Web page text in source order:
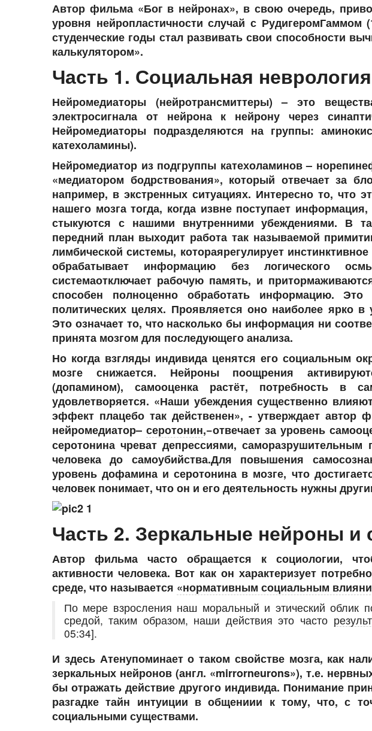
Автор фильма «Бог в нейронах», в свою очередь,
уровня нейропластичности случай с
студенческие годы стал развивать свои способности
калькулятором».
Часть 1. Социальная неврология
Нейромедиаторы (нейротрансмиттеры) – это
электросигнала от нейрона к нейрону через
Нейромедиаторы подразделяются на группы:
катехоламины).
Нейромедиатор из подгруппы катехоламинов –
«медиатором бодрствования», который отвечает за
например, в экстренных ситуациях. Интересно то, что
нашего мозга тогда, когда извне поступает
стыкуются с нашими внутренними убеждениями. В
передний план выходит работа так называемой
лимбической системы, котораярегулирует
обрабатывает информацию без логического
системаотключает рабочую память, и
способен полноценно обработать информацию.
политических целях. Проявляется оно наиболее ярко
Это означает то, что насколько бы информация ни
принята мозгом для последующего анализа.
Но когда взгляды индивида ценятся его социальным
мозге снижается. Нейроны поощрения
(допамином), самооценка растёт, потребность в
удовлетворяется. «Наши убеждения существенно
эффект плацебо так действенен», - утверждает автор
нейромедиатор–серотонин,−отвечает за уровень
серотонина чреват депрессиями, саморазрушительным
человека до самоубийства.Для повышения
уровень дофамина и серотонина в мозге, что
человек понимает, что он и его деятельность нужны
Часть 2. Зеркальные нейроны и
Автор фильма часто обращается к социологии,
активности человека. Вот как он характеризует
среде, что называется «нормативным социальным
По мере взросления наш моральный и этический облик
средой, таким образом, наши действия это часто
05:34].
И здесь Атенупоминает о таком свойстве мозга, как
зеркальных нейронов (англ. «mirrorneurons»), т.е.
бы отражать действие другого индивида. Понимание
разгадке тайн интуиции в общениии к тому, что, с
социальными существами.